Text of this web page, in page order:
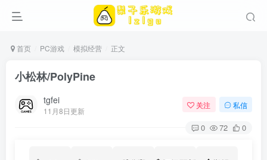
首页 PC游戏 模拟经营 正文
小松林/PolyPine
tgfei
11月8日更新
关注 私信
0 72 0